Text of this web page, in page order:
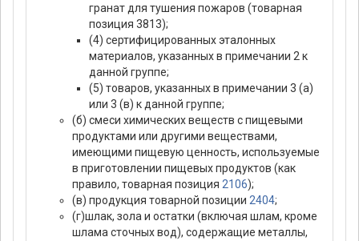
гранат для тушения пожаров (товарная
позиция 3813);
(4) сертифицированных эталонных
материалов, указанных в примечании 2 к
данной группе;
(5) товаров, указанных в примечании 3 (а)
или 3 (в) к данной группе;
(б) смеси химических веществ с пищевыми
продуктами или другими веществами,
имеющими пищевую ценность, используемые
в приготовлении пищевых продуктов (как
правило, товарная позиция 2106);
(в) продукция товарной позиции 2404;
(г)шлак, зола и остатки (включая шлам, кроме
шлама сточных вод), содержащие металлы,